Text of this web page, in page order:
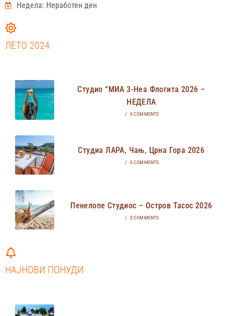
Недела: Неработен ден
ЛЕТО 2024
Студио “МИА 3-Неа Флогита 2026 –
НЕДЕЛА
/ 0 COMMENTS
Студиа ЛАРА, Чањ, Црна Гора 2026
/ 0 COMMENTS
Пенелопе Студиос – Остров Тасос 2026
/ 0 COMMENTS
НАЈНОВИ ПОНУДИ